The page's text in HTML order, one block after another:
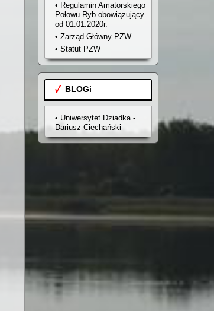
• Regulamin Amatorskiego
Połowu Ryb obowiązujący
od 01.01.2020r.
• Zarząd Główny PZW
• Statut PZW
BLOGi
• Uniwersytet Dziadka -
Dariusz Ciechański